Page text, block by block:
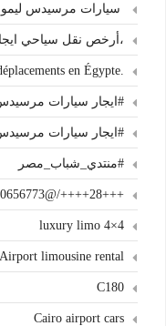
سيارات مرسيدس
،أرخص نقل سياحي
#ايجار سيارات
#ايجار سيارات
#منتدي_شباب_مصر
+++28++++/@30.0656773
4×4 luxury limo
Airport limousine rental
C180
Cairo airport cars